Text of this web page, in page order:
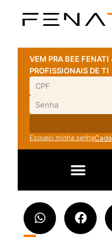
VEM PRA BEE FENATI
PROFISSIONAIS DE TI
Esqueci minha senha